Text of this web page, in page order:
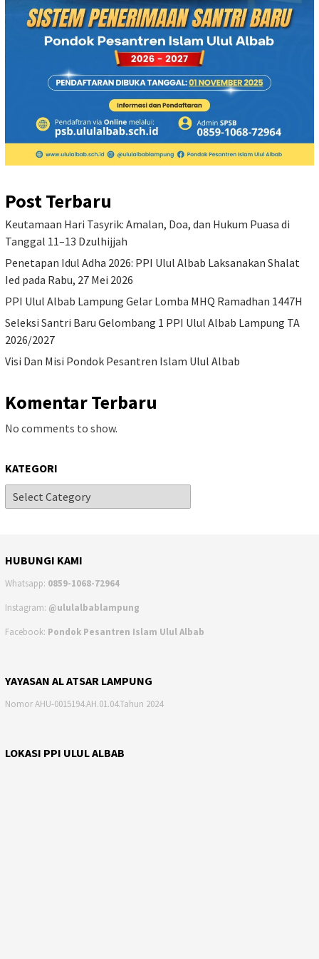
Post Terbaru
Keutamaan Hari Tasyrik: Amalan, Doa, dan Hukum Puasa di
Tanggal 11–13 Dzulhijjah
Penetapan Idul Adha 2026: PPI Ulul Albab Laksanakan Shalat
Ied pada Rabu, 27 Mei 2026
PPI Ulul Albab Lampung Gelar Lomba MHQ Ramadhan 1447H
Seleksi Santri Baru Gelombang 1 PPI Ulul Albab Lampung TA
2026/2027
Visi Dan Misi Pondok Pesantren Islam Ulul Albab
Komentar Terbaru
No comments to show.
KATEGORI
HUBUNGI KAMI
Whatsapp: 0859-1068-72964
Instagram: @ululalbablampung
Facebook: Pondok Pesantren Islam Ulul Albab
YAYASAN AL ATSAR LAMPUNG
Nomor AHU-0015194.AH.01.04.Tahun 2024
LOKASI PPI ULUL ALBAB